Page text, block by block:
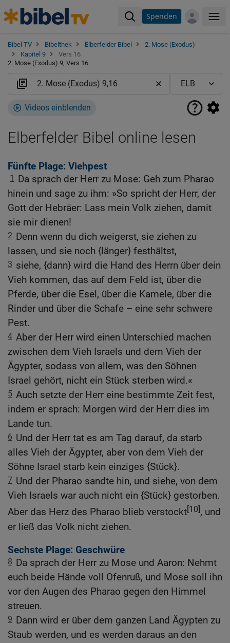
Spenden
Bibel TV Bibelthek Elberfelder Bibel
2. Mose (Exodus)
Kapitel 9
Vers 16
2. Mose (Exodus) 9, Vers 16
Videos einblenden
Elberfelder Bibel online lesen
Fünfte Plage: Viehpest
1
Da sprach der Herr zu Mose: Geh zum Pharao
hinein und sage zu ihm: »So spricht der Herr, der
Gott der Hebräer: Lass mein Volk ziehen, damit
sie mir dienen!
2 Denn wenn du dich weigerst, sie ziehen zu
lassen, und sie noch {länger} festhältst,
3 siehe, {dann} wird die Hand des Herrn über dein
Vieh kommen, das auf dem Feld ist, über die
Pferde, über die Esel, über die Kamele, über die
Rinder und über die Schafe – eine sehr schwere
Pest.
4 Aber der Herr wird einen Unterschied machen
zwischen dem Vieh Israels und dem Vieh der
Ägypter, sodass von allem, was den Söhnen
Israel gehört, nicht ein Stück sterben wird.«
5 Auch setzte der Herr eine bestimmte Zeit fest,
indem er sprach: Morgen wird der Herr dies im
Lande tun.
6 Und der Herr tat es am Tag darauf, da starb
alles Vieh der Ägypter, aber von dem Vieh der
Söhne Israel starb kein einziges {Stück}.
7 Und der Pharao sandte hin, und siehe, von dem
Vieh Israels war auch nicht ein {Stück} gestorben.
Aber das Herz des Pharao blieb verstockt[10], und
er ließ das Volk nicht ziehen.
Sechste Plage: Geschwüre
8 Da sprach der Herr zu Mose und Aaron: Nehmt
euch beide Hände voll Ofenruß, und Mose soll ihn
vor den Augen des Pharao gegen den Himmel
streuen.
9 Dann wird er über dem ganzen Land Ägypten zu
Staub werden, und es werden daraus an den